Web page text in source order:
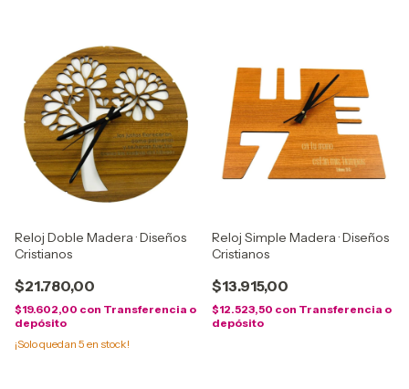
Reloj Doble Madera · Diseños
Cristianos
$21.780,00
$19.602,00 con Transferencia o
depósito
¡Solo quedan 5 en stock!
Reloj Simple Madera · Diseños
Cristianos
$13.915,00
$12.523,50 con Transferencia o
depósito